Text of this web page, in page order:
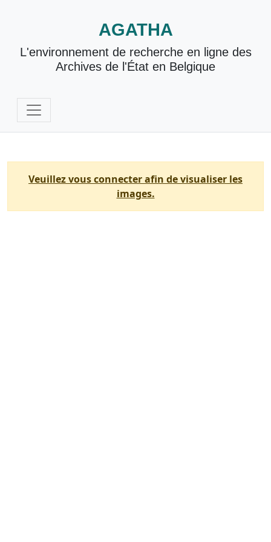
AGATHA
L'environnement de recherche en ligne des
Archives de l'État en Belgique
Veuillez vous connecter afin de visualiser les
images.